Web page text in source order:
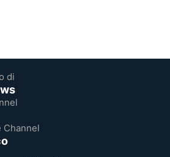
di
Channel